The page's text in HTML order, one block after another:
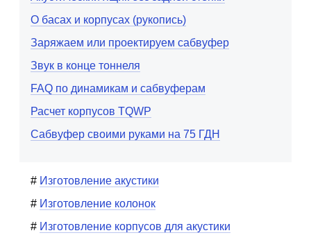
О басах и корпусах (рукопись)
Заряжаем или проектируем сабвуфер
Звук в конце тоннеля
FAQ по динамикам и сабвуферам
Расчет корпусов TQWP
Сабвуфер своими руками на 75 ГДН
Изготовление акустики
Изготовление колонок
Изготовление корпусов для акустики